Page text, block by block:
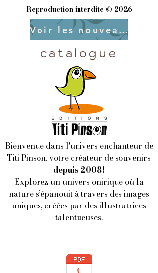
Reproduction interdite © 2026
Voir les nouveautés
catalogue
Bienvenue dans l'univers enchanteur de
Titi Pinson, votre créateur de souvenirs
depuis 2008!
Explorez un univers onirique où la
nature s’épanouit à travers des images
uniques, créées par des illustratrices
talentueuses.